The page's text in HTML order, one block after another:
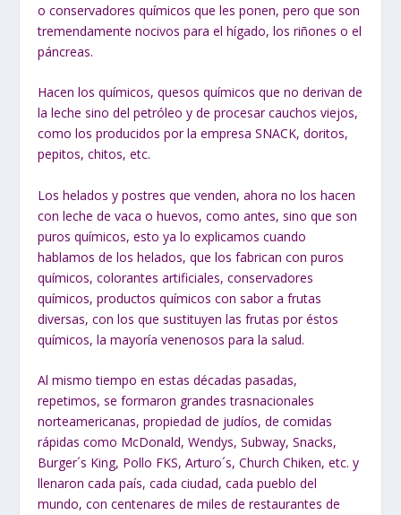
o conservadores químicos que les ponen, pero que son
tremendamente nocivos para el hígado, los riñones o el
páncreas.
Hacen los químicos, quesos químicos que no derivan de
la leche sino del petróleo y de procesar cauchos viejos,
como los producidos por la empresa SNACK, doritos,
pepitos, chitos, etc.
Los helados y postres que venden, ahora no los hacen
con leche de vaca o huevos, como antes, sino que son
puros químicos, esto ya lo explicamos cuando
hablamos de los helados, que los fabrican con puros
químicos, colorantes artificiales, conservadores
químicos, productos químicos con sabor a frutas
diversas, con los que sustituyen las frutas por éstos
químicos, la mayoría venenosos para la salud.
Al mismo tiempo en estas décadas pasadas,
repetimos, se formaron grandes trasnacionales
norteamericanas, propiedad de judíos, de comidas
rápidas como McDonald, Wendys, Subway, Snacks,
Burger´s King, Pollo FKS, Arturo´s, Church Chiken, etc. y
llenaron cada país, cada ciudad, cada pueblo del
mundo, con centenares de miles de restaurantes de